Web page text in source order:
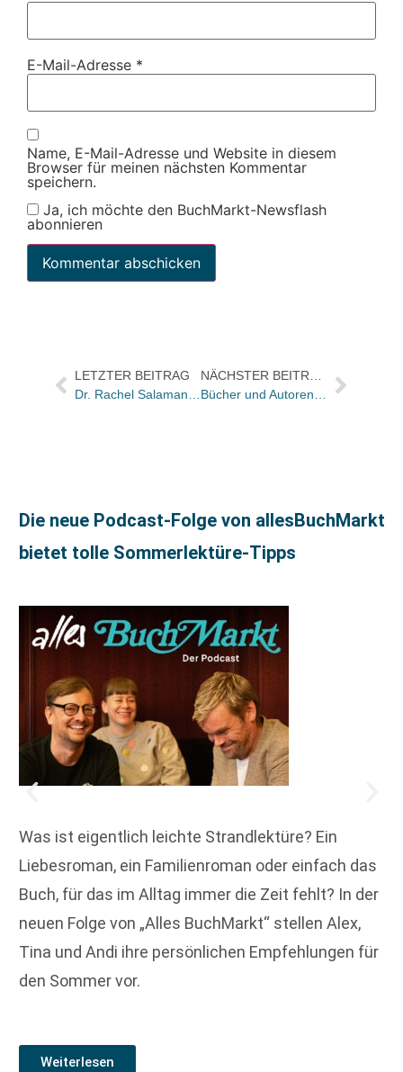
E-Mail-Adresse *
Name, E-Mail-Adresse und Website in diesem
Browser für meinen nächsten Kommentar
speichern.
Ja, ich möchte den BuchMarkt-Newsflash
abonnieren
LETZTER BEITRAG
Dr. Rachel Salamander: Qualität von Unfug unterscheiden
NÄCHSTER BEITRAG
Bücher und Autoren heute in den Feuilletons von FAS und WamS – und „Die deutsche Seele“
Die neue Podcast-Folge von allesBuchMarkt
bietet tolle Sommerlektüre-Tipps
Was ist eigentlich leichte Strandlektüre? Ein
Liebesroman, ein Familienroman oder einfach das
Buch, für das im Alltag immer die Zeit fehlt? In der
neuen Folge von „Alles BuchMarkt“ stellen Alex,
Tina und Andi ihre persönlichen Empfehlungen für
den Sommer vor.
Weiterlesen